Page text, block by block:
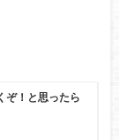
ぞ！と思ったら